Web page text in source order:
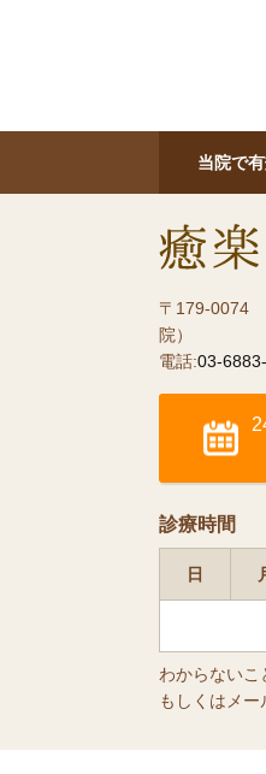
当院で
〒179-0074
院）
電話:03-
診療時間
日
わからない
もしくはメー